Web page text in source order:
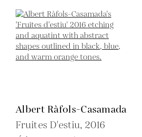
Albert Ràfols-Casamada
Fruites D'estiu, 2016